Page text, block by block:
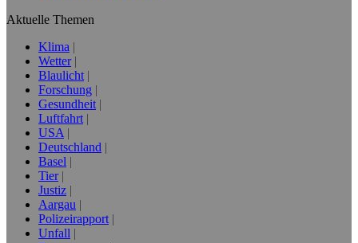
Aktuelle Themen
Klima
Wetter
Blaulicht
Forschung
Gesundheit
Luftfahrt
USA
Deutschland
Basel
Tier
Justiz
Aargau
Polizeirapport
Unfall